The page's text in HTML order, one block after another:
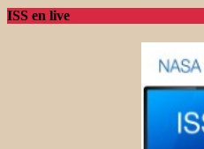
ISS en live